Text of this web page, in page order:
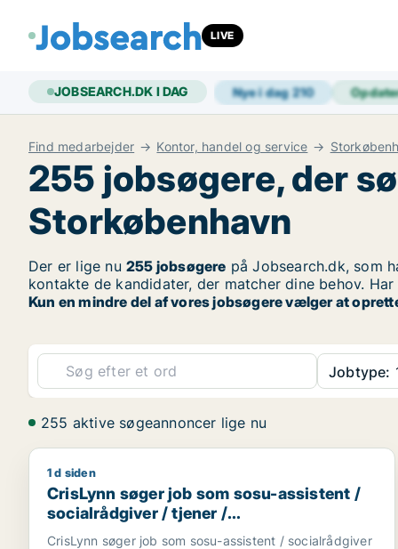
LIVE
JOBSEARCH.DK I DAG Nye i dag210
Find medarbejder Kontor, handel og service
255 jobsøgere, der
Storkøbenhavn
Der er lige nu 255 jobsøgere på Jobsearch.dk, som
kontakte de kandidater, der matcher dine behov.
Kun en mindre del af vores jobsøgere vælger at
Jobtype:
255 aktive søgeannoncer lige nu
CrisLynn søger job som sosu-assistent /
1 d siden
CrisLynn søger job som sosu-assistent /
socialrådgiver / tjener /
køkkenmedarbejder / cafémedarbejder
CrisLynn søger job som sosu-assistent / socialrådgiver